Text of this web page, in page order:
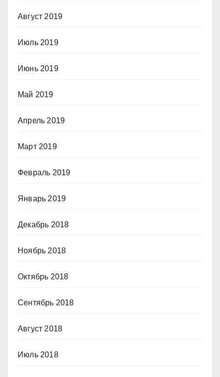
Август 2019
Июль 2019
Июнь 2019
Май 2019
Апрель 2019
Март 2019
Февраль 2019
Январь 2019
Декабрь 2018
Ноябрь 2018
Октябрь 2018
Сентябрь 2018
Август 2018
Июль 2018